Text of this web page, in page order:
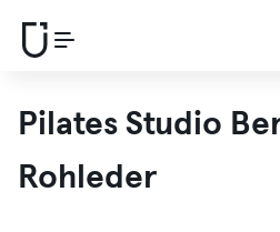
Pilates Studio
Rohleder